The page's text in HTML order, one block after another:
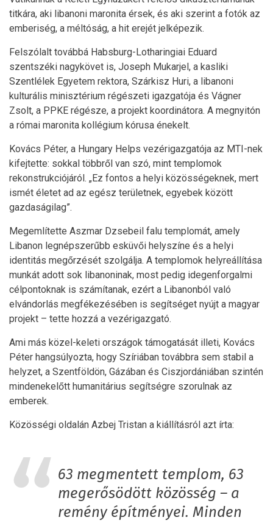
titkára, aki libanoni maronita érsek, és aki szerint a fotók az
emberiség, a méltóság, a hit erejét jelképezik.
Felszólalt továbbá Habsburg-Lotharingiai Eduard
szentszéki nagykövet is, Joseph Mukarjel, a kasliki
Szentlélek Egyetem rektora, Szárkisz Huri, a libanoni
kulturális minisztérium régészeti igazgatója és Vágner
Zsolt, a PPKE régésze, a projekt koordinátora. A megnyitón
a római maronita kollégium kórusa énekelt.
Kovács Péter, a Hungary Helps vezérigazgatója az MTI-nek
kifejtette: sokkal többről van szó, mint templomok
rekonstrukciójáról. „Ez fontos a helyi közösségeknek, mert
ismét életet ad az egész területnek, egyebek között
gazdaságilag”.
Megemlítette Aszmar Dzsebeil falu templomát, amely
Libanon legnépszerűbb esküvői helyszíne és a helyi
identitás megőrzését szolgálja. A templomok helyreállítása
munkát adott sok libanoninak, most pedig idegenforgalmi
célpontoknak is számítanak, ezért a Libanonból való
elvándorlás megfékezésében is segítséget nyújt a magyar
projekt – tette hozzá a vezérigazgató.
Ami más közel-keleti országok támogatását illeti, Kovács
Péter hangsúlyozta, hogy Szíriában továbbra sem stabil a
helyzet, a Szentföldön, Gázában és Ciszjordániában szintén
mindenekelőtt humanitárius segítségre szorulnak az
emberek.
Közösségi oldalán Azbej Tristan a kiállításról azt írta:
63 megmentett templom, 63
megerősödött közösség – a
remény építményei. Minden